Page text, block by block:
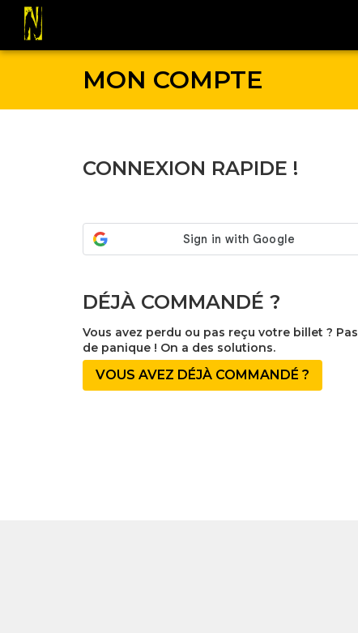
MON COMPTE
CONNEXION RAPIDE !
DÉJÀ COMMANDÉ ?
Vous avez perdu ou pas reçu votre billet ? Pas
de panique ! On a des solutions.
VOUS AVEZ DÉJÀ COMMANDÉ ?